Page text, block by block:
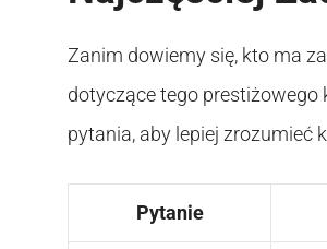
Zanim dowiemy się, kto ma
dotyczące tego
pytania, aby lepiej zrozumieć
Pytanie